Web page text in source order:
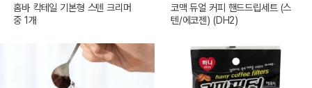
홈바 칵테일 기본형 스텐 크리머
중 1개
코맥 듀얼 커피 핸드드립세트 (스
텐/에코젠) (DH2)